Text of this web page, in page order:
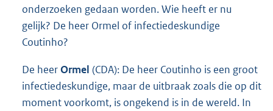
onderzoeken gedaan worden. Wie heeft er nu
gelijk? De heer Ormel of infectiedeskundige
Coutinho?
De heerOrmel (CDA): De heer Coutinho is een groot
infectiedeskundige, maar de uitbraak zoals die op dit
moment voorkomt, is ongekend is in de wereld. In